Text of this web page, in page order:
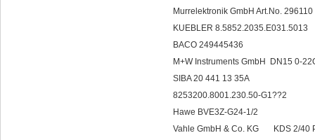
Murrelektronik GmbH Art.No. 296110
KUEBLER 8.5852.2035.E031.5013
BACO 249445436
M+W Instruments GmbH DN15 0-
SIBA 20 441 13 35A
8253200.8001.230.50-G1??2
Hawe BVE3Z-G24-1/2
Vahle GmbH & Co. KG